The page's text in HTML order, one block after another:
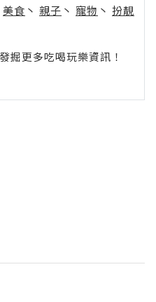
美食 丶 親子 丶 寵物 丶 扮靚
更多吃喝玩樂資訊！